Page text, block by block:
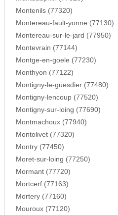
Montenils (77320)
Montereau-fault-yonne (77130)
Montereau-sur-le-jard (77950)
Montevrain (77144)
Montge-en-goele (77230)
Monthyon (77122)
Montigny-le-guesdier (77480)
Montigny-lencoup (77520)
Montigny-sur-loing (77690)
Montmachoux (77940)
Montolivet (77320)
Montry (77450)
Moret-sur-loing (77250)
Mormant (77720)
Mortcerf (77163)
Mortery (77160)
Mouroux (77120)